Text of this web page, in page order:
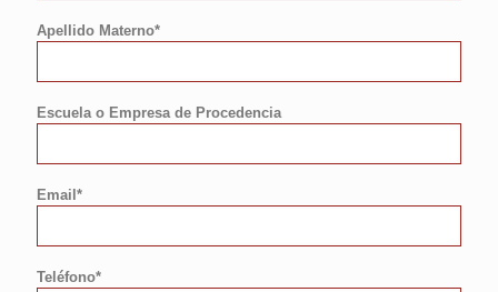
Apellido Materno*
Escuela o Empresa de Procedencia
Email*
Teléfono*